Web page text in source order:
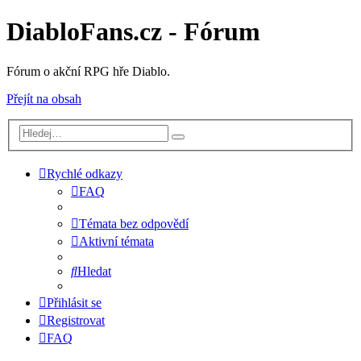
DiabloFans.cz - Fórum
Fórum o akční RPG hře Diablo.
Přejít na obsah
Rychlé odkazy
FAQ
Témata bez odpovědí
Aktivní témata
Hledat
Přihlásit se
Registrovat
FAQ